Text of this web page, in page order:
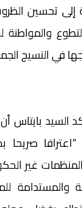
إلى تحسين
في النسيج
السيد بايتاس
صريحا
غير
والمستدامة